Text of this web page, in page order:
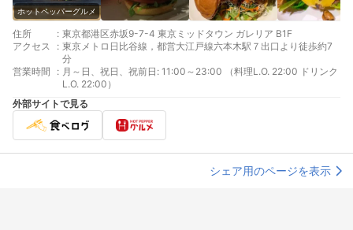
ホットペッパーグルメ
住所 : 東京都港区赤坂9-7-4 東京ミッドタウン ガレリア B1F
アクセス
: 東京メトロ日比谷線，都営大江戸線六本木駅７出口より徒歩約7
分
営業時間
: 月～日、祝日、祝前日: 11:00～23:00 （料理L.O. 22:00 ドリンク
L.O. 22:00）
外部サイトで見る
シェア用のページを表示